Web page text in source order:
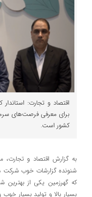
اقتصاد و تجارت:
برای معرفی فرصت‌های
کشور است.
به گزارش اقتصاد و
شنونده گزارشات خوب شرکت
که گهرزمین یکی از بهترین
بسیار بالا و تولید بسیار